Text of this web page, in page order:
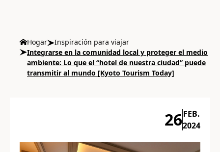
Hogar
Inspiración para viajar
Integrarse en la comunidad local y proteger el medio
ambiente: Lo que el “hotel de nuestra ciudad” puede
transmitir al mundo [Kyoto Tourism Today]
26FEB.
2024